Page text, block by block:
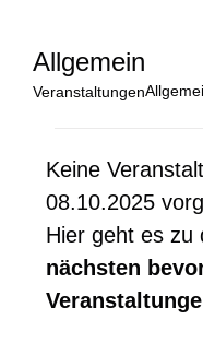
Allgemein
Veranstaltungen
für
Hinweis
Keine
08.10.2025
Hier geht es zu
nächsten